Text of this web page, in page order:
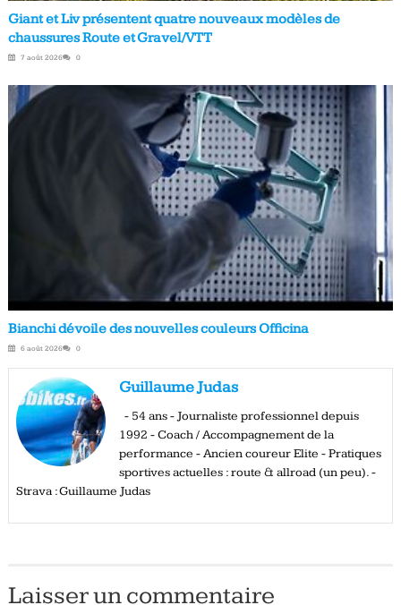
Giant et Liv présentent quatre nouveaux modèles de
chaussures Route et Gravel/VTT
7 août 2026 0
Bianchi dévoile des nouvelles couleurs Officina
6 août 2026 0
Guillaume Judas
- 54 ans - Journaliste professionnel depuis
1992 - Coach / Accompagnement de la
performance - Ancien coureur Elite - Pratiques
sportives actuelles : route & allroad (un peu). -
Strava : Guillaume Judas
Laisser un commentaire